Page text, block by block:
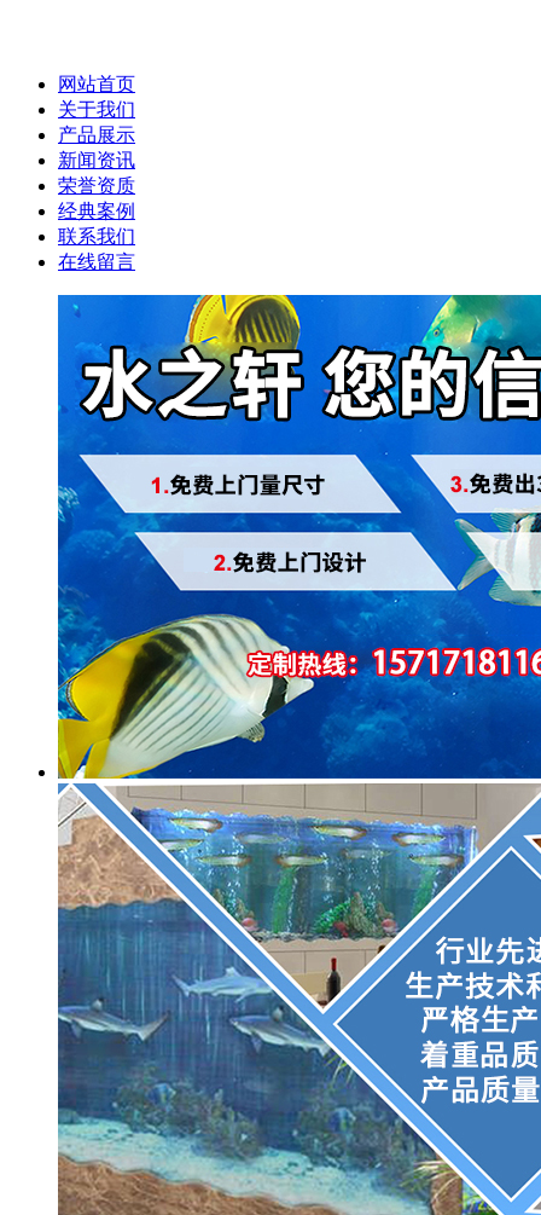
网站首页
关于我们
产品展示
新闻资讯
荣誉资质
经典案例
联系我们
在线留言